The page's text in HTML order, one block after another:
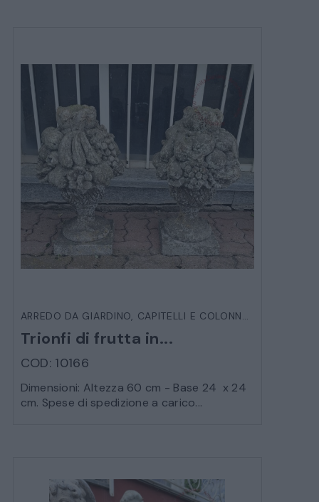
ARREDO DA GIARDINO, CAPITELLI E COLONNE
Trionfi di frutta in...
COD: 10166
Dimensioni: Altezza 60 cm - Base 24 x 24
cm. Spese di spedizione a carico...